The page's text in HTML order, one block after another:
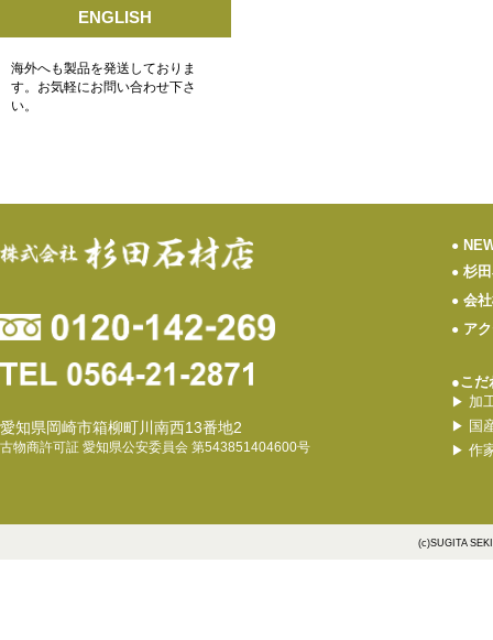
ENGLISH
海外へも製品を発送しておりま
す。お気軽にお問い合わせ下さ
い。
愛知県岡崎市箱柳町川南西13番地2
古物商許可証 愛知県公安委員会 第543851404600号
●
● 杉
● 会
● ア
●こだ
▶ 加
▶ 国
▶ 作
(c)SUGITA